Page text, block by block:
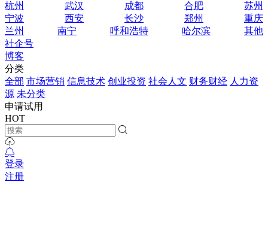
杭州
武汉 成都 合肥
苏州
宁波
西安 长沙 郑州
重庆
兰州
南宁 呼和浩特 哈尔滨
其他
社企号
博客
分类
全部 市场营销 信息技术 创业投资 社会人文 财务财经 人力资
源 未分类
申请试用
HOT
登录
注册